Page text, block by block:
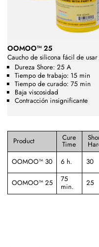
OOMOO™ 25
Caucho de silicona fácil de
Dureza Shore: 25 A
Tiempo de trabajo: 15 min
Tiempo de curado: 75 min
Baja viscosidad
Contracción insignificante
Product Cure
Time
OOMOO™ 30
6 h. 30
OOMOO™ 25
75
min.
25